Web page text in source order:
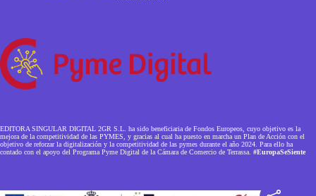
EDITORA SINGULAR DIGITAL 2GR S.L. ha sido beneficiaria de Fondos Europeos, cuyo objetivo es la
mejora de la competitividad de las PYMES, y gracias al cual ha puesto en marcha un Plan de Acción con el
objetivo de reforzar la digitalización y la competitividad de las pymes durante el año 2024. Para ello ha
contado con el apoyo del Programa Pyme Digital de la Cámara de Comercio de Terrassa. #EuropaSeSiente